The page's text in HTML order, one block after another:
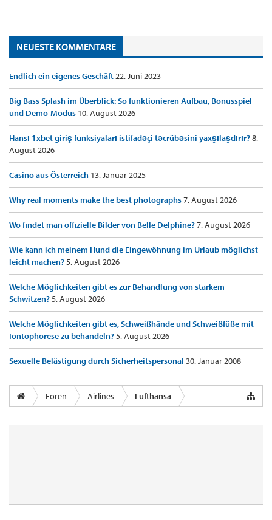
NEUESTE KOMMENTARE
Endlich ein eigenes Geschäft22. Juni 2023
Big Bass Splash im Überblick: So funktionieren Aufbau, Bonusspiel
und Demo-Modus 10. August 2026
Hansı 1xbet giriş funksiyaları istifadəçi təcrübəsini yaxşılaşdırır?8.
August 2026
Casino aus Österreich 13. Januar 2025
Why real moments make the best photographs7. August 2026
Wo findet man offizielle Bilder von Belle Delphine?7. August 2026
Wie kann ich meinem Hund die Eingewöhnung im Urlaub möglichst
leicht machen?5. August 2026
Welche Möglichkeiten gibt es zur Behandlung von starkem
Schwitzen?5. August 2026
Welche Möglichkeiten gibt es, Schweißhände und Schweißfüße mit
Iontophorese zu behandeln?5. August 2026
Sexuelle Belästigung durch Sicherheitspersonal 30. Januar 2008
Foren Airlines Lufthansa